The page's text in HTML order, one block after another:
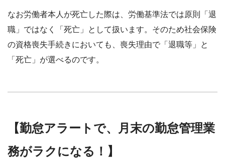
なお労働者本人が死亡した際は、労働基準法では原則「退
職」ではなく「死亡」として扱います。そのため社会保険
の資格喪失手続きにおいても、喪失理由で「退職等」と
「死亡」が選べるのです。
【勤怠アラートで、月末の勤怠管理業
務がラクになる！】